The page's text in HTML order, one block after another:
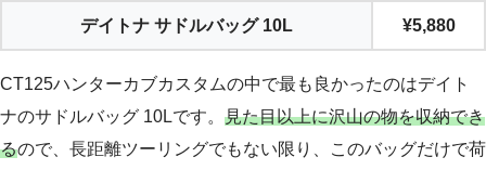
デイトナ サドルバッグ 10L ¥5,880
CT125ハンターカブカスタムの中で最も良かったのはデイト
ナのサドルバッグ 10Lです。 見た目以上に沢山の物を収納でき
るので、長距離ツーリングでもない限り、このバッグだけで荷